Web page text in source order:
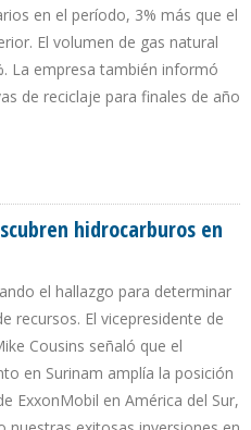
en el período, 3% más que el
El volumen de gas natural
La empresa también informó
de reciclaje para finales de año
hidrocarburos en
el hallazgo para determinar
recursos. El vicepresidente de
Cousins señaló que el
en Surinam amplía la posición
ExxonMobil en América del Sur,